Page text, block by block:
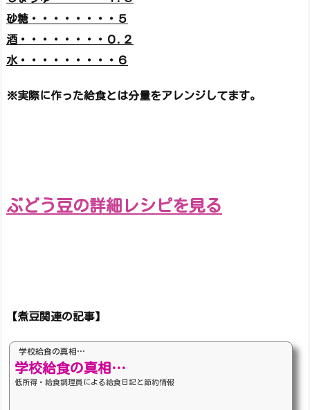
砂糖・・・・・・・・５
酒・・・・・・・・０.２
水・・・・・・・・・６
※実際に作った給食とは分量をアレンジしてます。
ぶどう豆の詳細レシピを見る
【煮豆関連の記事】
学校給食の真相…
学校給食の真相…
低所得・給食調理員による給食日記と節約情報